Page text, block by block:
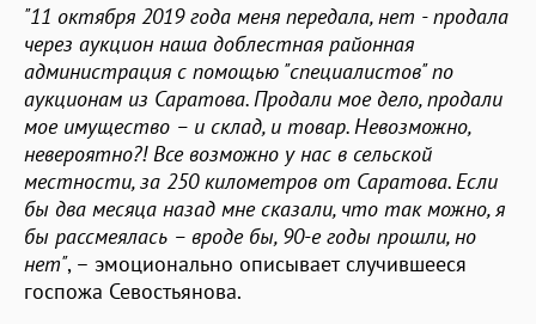
"11 октября 2019 года меня передала, нет - продала
через аукцион наша доблестная районная
администрация с помощью "специалистов" по
аукционам из Саратова. Продали мое дело, продали
мое имущество – и склад, и товар. Невозможно,
невероятно?! Все возможно у нас в сельской
местности, за 250 километров от Саратова. Если
бы два месяца назад мне сказали, что так можно, я
бы рассмеялась – вроде бы, 90-е годы прошли, но
нет", – эмоционально описывает случившееся
госпожа Севостьянова.